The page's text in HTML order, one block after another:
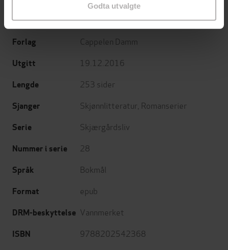
Godta utvalgte
Forfattere Jeanette Semb(forfatter)
Forlag Cappelen Damm
Utgitt 19.12.2016
Lengde 253 sider
Sjanger Skjønnlitteratur Romanserier
Serie Skjærgårdsliv
Nummer i serie 28
Språk Bokmål
Format epub
DRM-beskyttelse Vannmerket
ISBN 9788202542368